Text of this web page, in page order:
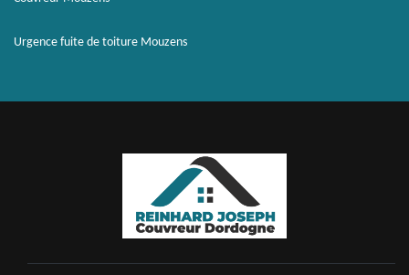
Urgence fuite de toiture Mouzens